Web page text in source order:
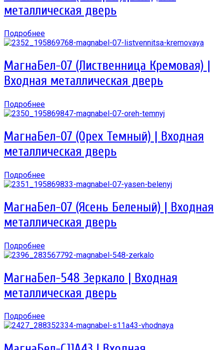
металлическая дверь
Подробнее
МагнаБел-07 (Лиственница Кремовая) |
Входная металлическая дверь
Подробнее
МагнаБел-07 (Орех Темный) | Входная
металлическая дверь
Подробнее
МагнаБел-07 (Ясень Беленый) | Входная
металлическая дверь
Подробнее
МагнаБел-548 Зеркало | Входная
металлическая дверь
Подробнее